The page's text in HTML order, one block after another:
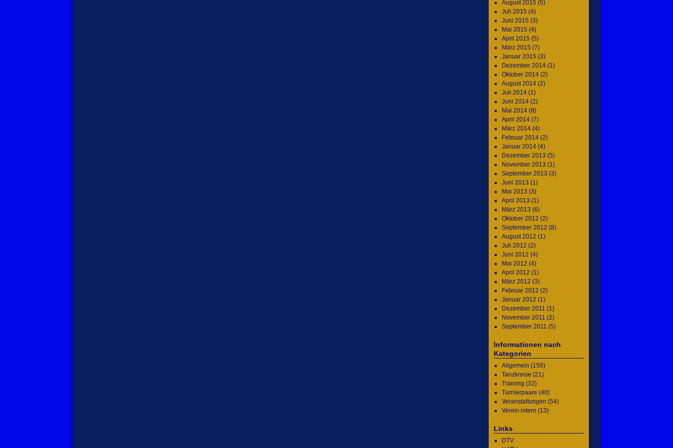
August 2015 (5)
Juli 2015 (4)
Juni 2015 (3)
Mai 2015 (4)
April 2015 (5)
März 2015 (7)
Januar 2015 (3)
Dezember 2014(1)
Oktober 2014(2)
August 2014(2)
Juli 2014(1)
Juni 2014(2)
Mai 2014(8)
April 2014(7)
März 2014(4)
Februar 2014(2)
Januar 2014(4)
Dezember 2013 (5)
November 2013 (1)
September 2013 (3)
Juni 2013 (1)
Mai 2013 (3)
April 2013 (1)
März 2013 (6)
Oktober 2012 (2)
September 2012 (8)
August 2012 (1)
Juli 2012 (2)
Juni 2012 (4)
Mai 2012 (4)
April 2012 (1)
März 2012 (3)
Februar 2012 (2)
Januar 2012 (1)
Dezember 2011 (1)
November 2011 (2)
September 2011 (5)
Informationen nach
Kategorien
Allgemein (156)
Tanzkreise (21)
Training (32)
Turnierpaare (40)
Veranstaltungen (54)
Verein intern (13)
Links
DTV